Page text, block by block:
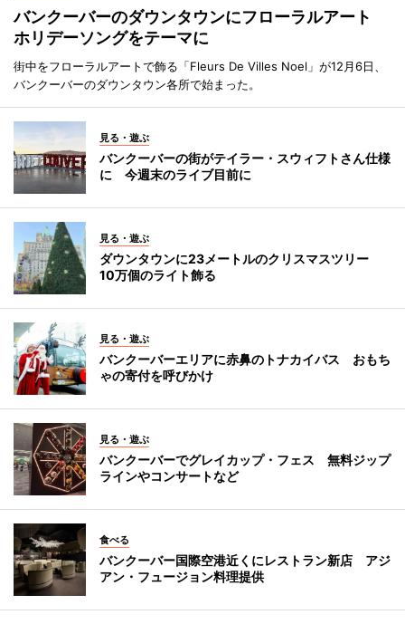
バンクーバーのダウンタウンにフローラルアート
ホリデーソングをテーマに
街中をフローラルアートで飾る「Fleurs De Villes Noel」が12月6日、
バンクーバーのダウンタウン各所で始まった。
見る・遊ぶ
バンクーバーの街がテイラー・スウィフトさん仕様
に 今週末のライブ目前に
見る・遊ぶ
ダウンタウンに23メートルのクリスマスツリー
10万個のライト飾る
見る・遊ぶ
バンクーバーエリアに赤鼻のトナカイバス おもち
ゃの寄付を呼びかけ
見る・遊ぶ
バンクーバーでグレイカップ・フェス 無料ジップ
ラインやコンサートなど
食べる
バンクーバー国際空港近くにレストラン新店 アジ
アン・フュージョン料理提供